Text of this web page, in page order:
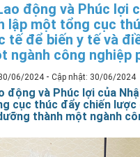
động và Phúc lợi
lập một tổng cục
tế để biến y tế và
ngành công nghiệp
06/2024- Cập nhật: 30/06/2024
động và Phúc lợi của
cục thúc đẩy chiến lược
thành một ngành